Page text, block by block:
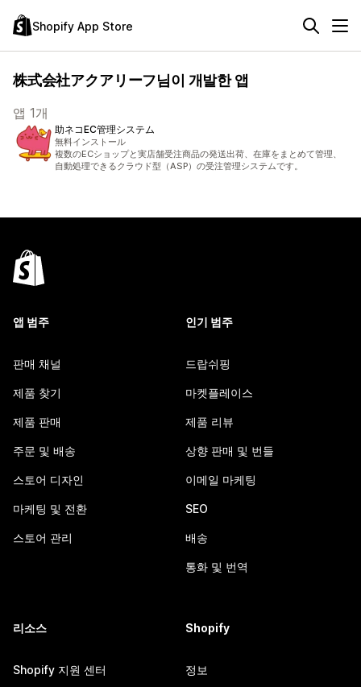
Shopify App Store
株式会社アクアリーフ님이 개발한 앱
앱 1개
助ネコEC管理システム
無料インストール
複数のECショップと実店舗受注商品の発送出荷、在庫をまとめて管理、
自動処理できるクラウド型（ASP）の受注管理システムです。
앱 범주
판매 채널
제품 찾기
제품 판매
주문 및 배송
스토어 디자인
마케팅 및 전환
스토어 관리
인기 범주
드랍쉬핑
마켓플레이스
제품 리뷰
상향 판매 및 번들
이메일 마케팅
SEO
배송
통화 및 번역
리소스
Shopify 지원 센터
Shopify
정보